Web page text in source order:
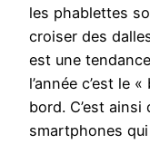
les phablettes
croiser des
est une
l’année c’est le
bord. C’est ainsi
smartphones